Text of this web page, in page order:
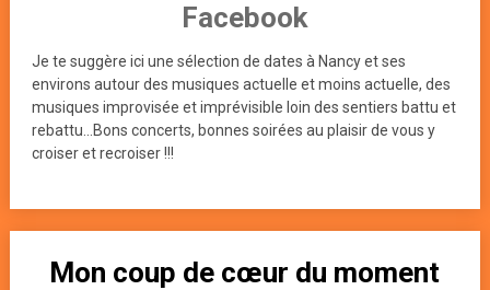
Facebook
Je te suggère ici une sélection de dates à Nancy et ses
environs autour des musiques actuelle et moins actuelle, des
musiques improvisée et imprévisible loin des sentiers battu et
rebattu...Bons concerts, bonnes soirées au plaisir de vous y
croiser et recroiser !!!
Mon coup de cœur du moment